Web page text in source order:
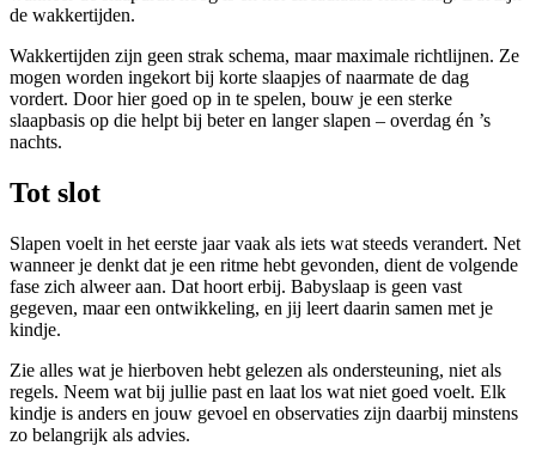
de wakkertijden.
Wakkertijden zijn geen strak schema, maar maximale richtlijnen. Ze
mogen worden ingekort bij korte slaapjes of naarmate de dag
vordert. Door hier goed op in te spelen, bouw je een sterke
slaapbasis op die helpt bij beter en langer slapen – overdag én ’s
nachts.
Tot slot
Slapen voelt in het eerste jaar vaak als iets wat steeds verandert. Net
wanneer je denkt dat je een ritme hebt gevonden, dient de volgende
fase zich alweer aan. Dat hoort erbij. Babyslaap is geen vast
gegeven, maar een ontwikkeling, en jij leert daarin samen met je
kindje.
Zie alles wat je hierboven hebt gelezen als ondersteuning, niet als
regels. Neem wat bij jullie past en laat los wat niet goed voelt. Elk
kindje is anders en jouw gevoel en observaties zijn daarbij minstens
zo belangrijk als advies.